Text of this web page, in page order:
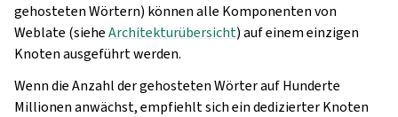
gehosteten Wörtern) können alle Komponenten von
Weblate (sieheArchitekturübersicht) auf einem einzigen
Knoten ausgeführt werden.
Wenn die Anzahl der gehosteten Wörter auf Hunderte
Millionen anwächst, empfiehlt sich ein dedizierter Knoten